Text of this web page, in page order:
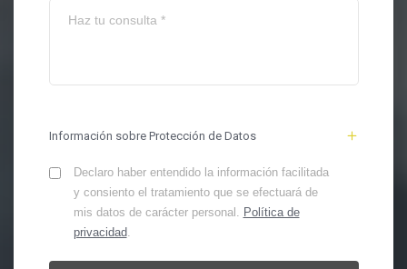
Información sobre Protección de Datos
Declaro haber entendido la información facilitada
y consiento el tratamiento que se efectuará de
mis datos de carácter personal. Política de
privacidad.